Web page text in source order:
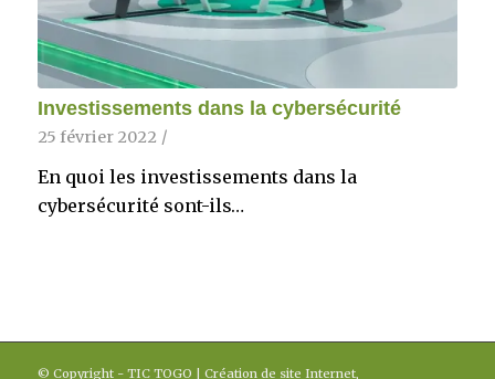
Investissements dans la cybersécurité
25 février 2022 /
En quoi les investissements dans la
cybersécurité sont-ils…
© Copyright - TIC TOGO | Création de site Internet,